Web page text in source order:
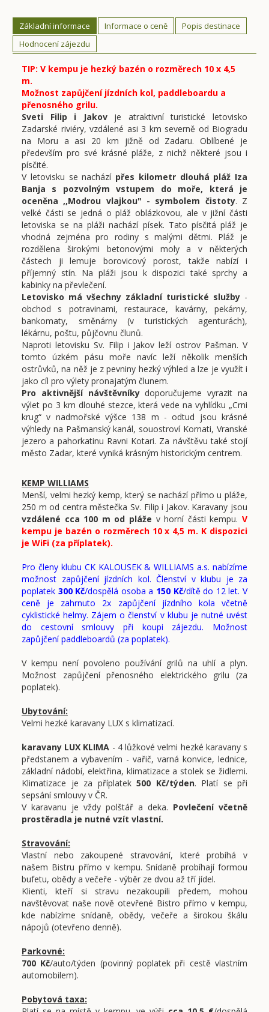
Základní informace Informace o ceně
Popis destinace
Hodnocení zájezdu
TIP: V kempu je hezký bazén o rozměrech 10 x 4,5
m.
Možnost zapůjčení jízdních kol, paddleboardu a
přenosného grilu.
Sveti Filip i Jakov je atraktivní turistické letovisko
Zadarské riviéry, vzdálené asi 3 km severně od Biogradu
na Moru a asi 20 km jižně od Zadaru. Oblíbené je
především pro své krásné pláže, z nichž některé jsou i
písčité.
V letovisku se nachází přes kilometr dlouhá pláž Iza
Banja s pozvolným vstupem do moře, která je
oceněna ,,Modrou vlajkou" - symbolem čistoty. Z
velké části se jedná o pláž oblázkovou, ale v jižní části
letoviska se na pláži nachází písek. Tato písčitá pláž je
vhodná zejména pro rodiny s malými dětmi. Pláž je
rozdělena širokými betonovými moly a v některých
částech ji lemuje borovicový porost, takže nabízí i
příjemný stín. Na pláži jsou k dispozici také sprchy a
kabinky na převlečení.
Letovisko má všechny základní turistické služby -
obchod s potravinami, restaurace, kavárny, pekárny,
bankomaty, směnárny (v turistických agenturách),
lékárnu, poštu, půjčovnu člunů.
Naproti letovisku Sv. Filip i Jakov leží ostrov Pašman. V
tomto úzkém pásu moře navíc leží několik menších
ostrůvků, na něž je z pevniny hezký výhled a lze je využít i
jako cíl pro výlety pronajatým člunem.
Pro aktivnější návštěvníkydoporučujeme vyrazit na
výlet po 3 km dlouhé stezce, která vede na vyhlídku „Crni
krug“ v nadmořské výšce 138 m - odtud jsou krásné
výhledy na Pašmanský kanál, souostroví Kornati, Vranské
jezero a pahorkatinu Ravni Kotari. Za návštěvu také stojí
město Zadar, které vyniká krásným historickým centrem.
KEMP WILLIAMS
Menší, velmi hezký kemp, který se nachází přímo u pláže,
250 m od centra městečka Sv. Filip i Jakov. Karavany jsou
vzdálené cca 100 m od pláže v horní části kempu.V
kempu je bazén o rozměrech 10 x 4,5 m. K dispozici
je WiFi (za příplatek).
Pro členy klubu CK KALOUSEK & WILLIAMS a.s. nabízíme
možnost zapůjčení jízdních kol. Členství v klubu je za
poplatek 300 Kč/dospělá osoba a 150 Kč/dítě do 12 let. V
ceně je zahrnuto 2x zapůjčení jízdního kola včetně
cyklistické helmy. Zájem o členství v klubu je nutné uvést
do cestovní smlouvy při koupi zájezdu. Možnost
zapůjčení paddleboardů (za poplatek).
V kempu není povoleno používání grilů na uhlí a plyn.
Možnost zapůjčení přenosného elektrického grilu (za
poplatek).
Ubytování:
Velmi hezké karavany LUX s klimatizací.
karavany LUX KLIMA - 4 lůžkové velmi hezké karavany s
předstanem a vybavením - vařič, varná konvice, lednice,
základní nádobí, elektřina, klimatizace a stolek se židlemi.
Klimatizace je za příplatek 500 Kč/týden. Platí se při
sepsání smlouvy v ČR.
V karavanu je vždy polštář a deka. Povlečení včetně
prostěradla je nutné vzít vlastní.
Stravování:
Vlastní nebo zakoupené stravování, které probíhá v
našem Bistru přímo v kempu. Snídaně probíhají formou
bufetu, obědy a večeře - výběr ze dvou až tří jídel.
Klienti, kteří si stravu nezakoupili předem, mohou
navštěvovat naše nově otevřené Bistro přímo v kempu,
kde nabízíme snídaně, obědy, večeře a širokou škálu
nápojů (otevřeno denně).
Parkovné:
700 Kč/auto/týden (povinný poplatek při cestě vlastním
automobilem).
Pobytová taxa: